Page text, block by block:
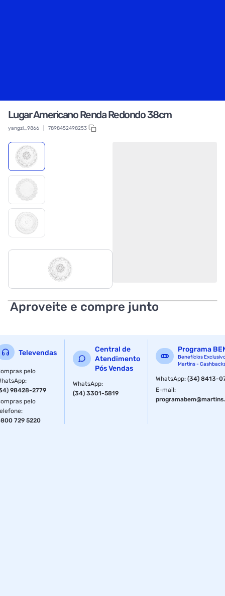
Lugar Americano Renda Redondo 38cm
yangzi_9866 7898452498253
Aproveite e compre junto
Televendas
pelo
:
98428-2779
pelo
:
729 5220
Central de
Atendimento
Pós Vendas
WhatsApp:
(34) 3301-5819
Programa
Benefícios
Martins -
WhatsApp:(34) 8413-
E-mail: